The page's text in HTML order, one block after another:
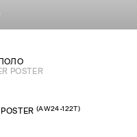
POSTER
(AW24-122T)